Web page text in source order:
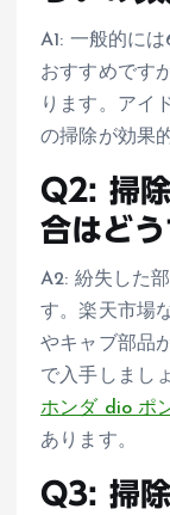
A1: 一般的に
おすすめです
ります。アイ
の掃除が効果
Q2: 掃
合はど
A2: 紛失した
す。楽天市場
やキャブ部品
で入手しまし
ホンダ dio ポ
あります。
Q3: 掃